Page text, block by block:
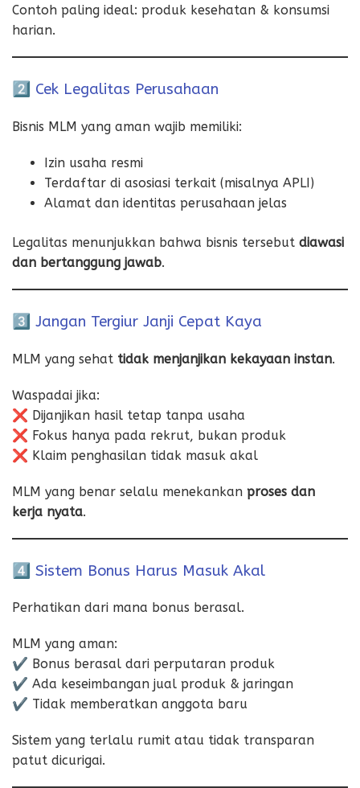
Contoh paling ideal: produk kesehatan & konsumsi
harian.
2️⃣ Cek Legalitas Perusahaan
Bisnis MLM yang aman wajib memiliki:
Izin usaha resmi
Terdaftar di asosiasi terkait (misalnya APLI)
Alamat dan identitas perusahaan jelas
Legalitas menunjukkan bahwa bisnis tersebut diawasi
dan bertanggung jawab.
3️⃣ Jangan Tergiur Janji Cepat Kaya
MLM yang sehat tidak menjanjikan kekayaan instan.
Waspadai jika:
❌ Dijanjikan hasil tetap tanpa usaha
❌ Fokus hanya pada rekrut, bukan produk
❌ Klaim penghasilan tidak masuk akal
MLM yang benar selalu menekankan proses dan
kerja nyata.
4️⃣ Sistem Bonus Harus Masuk Akal
Perhatikan dari mana bonus berasal.
MLM yang aman:
✔️ Bonus berasal dari perputaran produk
✔️ Ada keseimbangan jual produk & jaringan
✔️ Tidak memberatkan anggota baru
Sistem yang terlalu rumit atau tidak transparan
patut dicurigai.